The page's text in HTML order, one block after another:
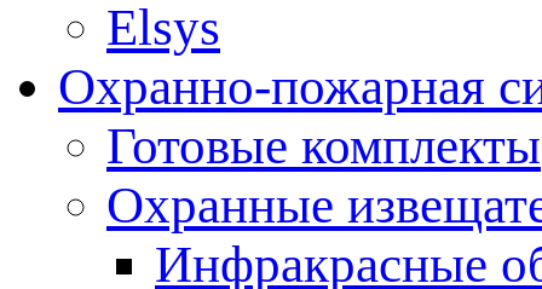
Elsys
Охранно-пожарная
Готовые комплекты
Охранные
Инфракрасные